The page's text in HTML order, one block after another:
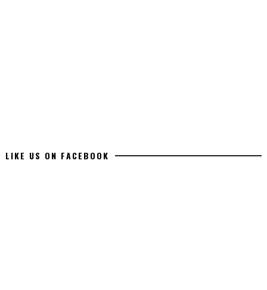
LIKE US ON FACEBOOK